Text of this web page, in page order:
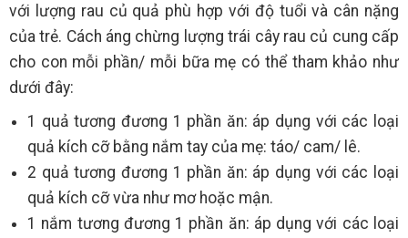
với lượng rau củ quả phù hợp với độ tuổi và cân nặng
của trẻ. Cách áng chừng lượng trái cây rau củ cung cấp
cho con mỗi phần/ mỗi bữa mẹ có thể tham khảo như
dưới đây:
1 quả tương đương 1 phần ăn: áp dụng với các loại
quả kích cỡ bằng nắm tay của mẹ: táo/ cam/ lê.
2 quả tương đương 1 phần ăn: áp dụng với các loại
quả kích cỡ vừa như mơ hoặc mận.
1 nắm tương đương 1 phần ăn: áp dụng với các loại